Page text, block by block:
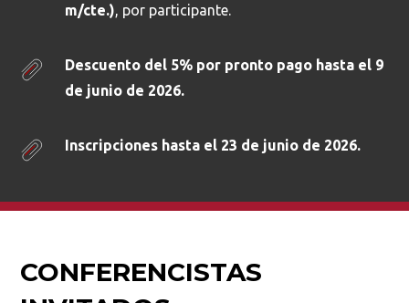
m/cte.) , por participante.
Descuento del 5% por pronto pago hasta el 9
de junio de 2026.
Inscripciones hasta el 23 de junio de 2026.
CONFERENCISTAS